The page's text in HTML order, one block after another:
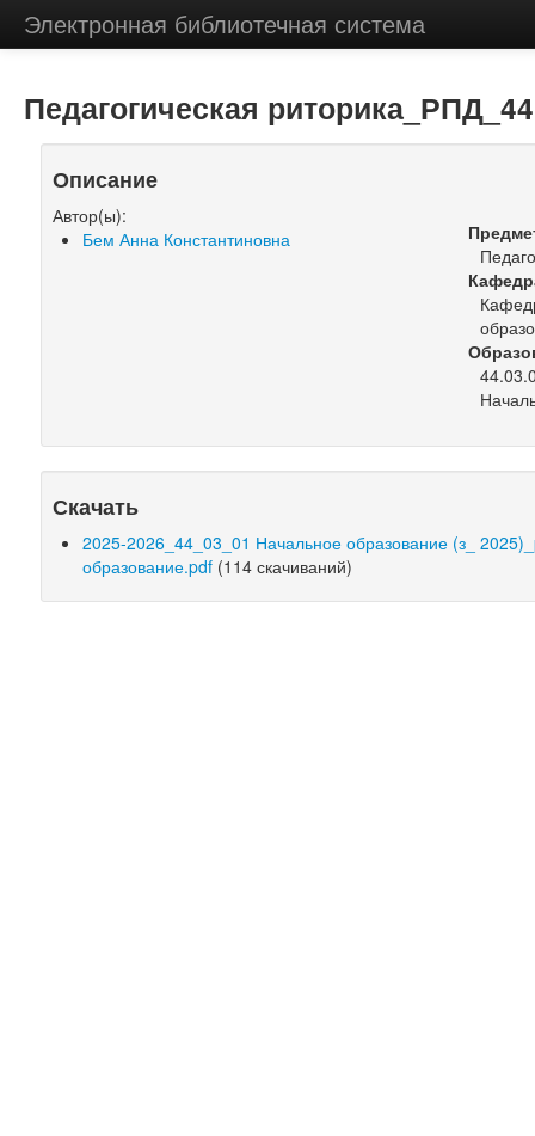
Электронная библиотечная система
Педагогическая
Описание
Автор(ы):
Бем Анна Константиновна
Скачать
2025-2026_44_03_01 Начальное образование (з_
образование.pdf (114 скачиваний)